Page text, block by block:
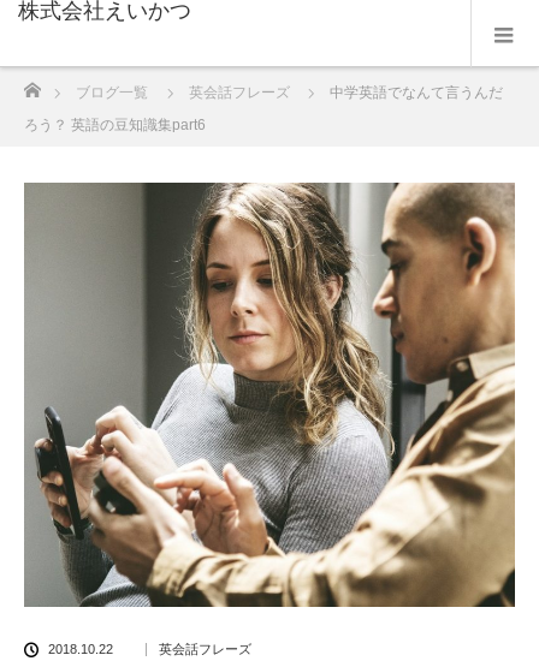
株式会社えいかつ
ブログ一覧 英会話フレーズ
中学英語でなんて言うんだ
ろう？ 英語の豆知識集part6
2018.10.22 英会話フレーズ